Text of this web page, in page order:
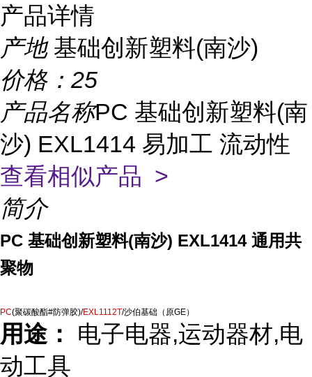
产品详情
产地 基础创新塑料(南沙)
价格： 25
产品名称PC 基础创新塑料(南
沙) EXL1414 易加工 流动性
查看相似产品 >
简介
PC 基础创新塑料(南沙) EXL1414 通用共
聚物
PC(聚碳酸酯#防弹胶)/EXL1112T/沙伯基础（原GE）
用途：
电子电器,运动器材,电
动工具